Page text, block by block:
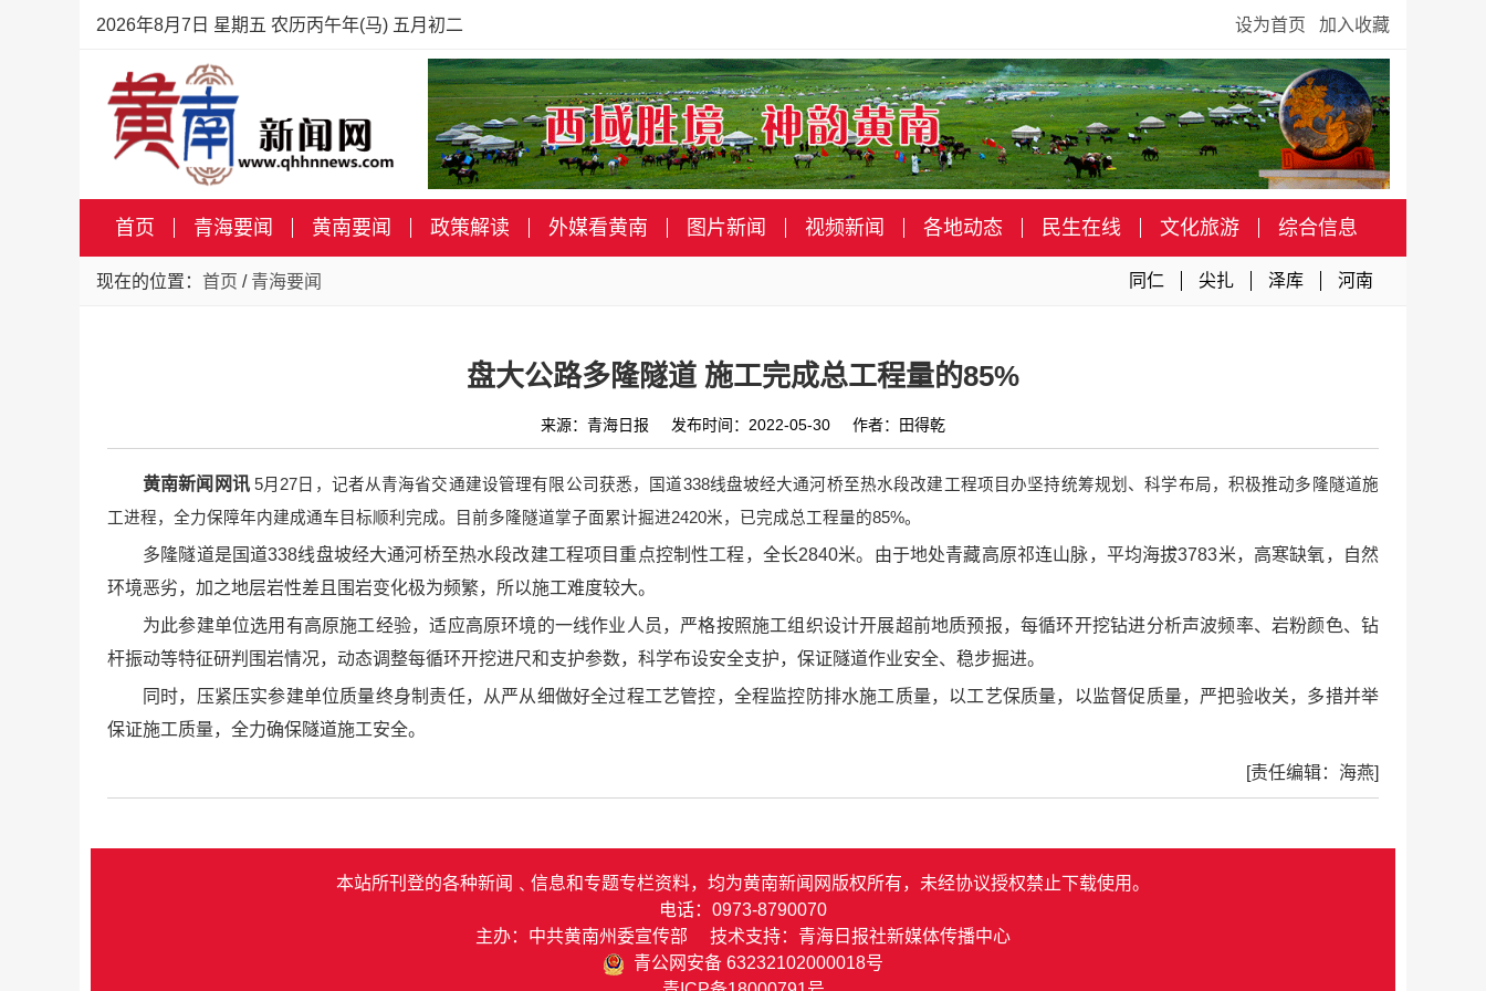
2026年8月7日 星期五 农历丙午年(马) 五月初二 设为首页 加入收藏
首页 青海要闻 黄南要闻 政策解读 外媒看黄南 图片新闻 视频新闻 各地动态 民生在线 文化旅游 综合信息
现在的位置： 首页 / 青海要闻 同仁 尖扎 泽库 河南
盘大公路多隆隧道 施工完成总工程量的85%
来源：青海日报 发布时间：2022-05-30 作者：田得乾
黄南新闻网讯 5月27日，记者从青海省交通建设管理有限公司获悉，国道338线盘坡经大通河桥至热水段改建工程项目办坚持统筹规划、科学布局，积极推动多隆隧道施
工进程，全力保障年内建成通车目标顺利完成。目前多隆隧道掌子面累计掘进2420米，已完成总工程量的85%。
多隆隧道是国道338线盘坡经大通河桥至热水段改建工程项目重点控制性工程，全长2840米。由于地处青藏高原祁连山脉，平均海拔3783米，高寒缺氧，自然
环境恶劣，加之地层岩性差且围岩变化极为频繁，所以施工难度较大。
为此参建单位选用有高原施工经验，适应高原环境的一线作业人员，严格按照施工组织设计开展超前地质预报，每循环开挖钻进分析声波频率、岩粉颜色、钻
杆振动等特征研判围岩情况，动态调整每循环开挖进尺和支护参数，科学布设安全支护，保证隧道作业安全、稳步掘进。
同时，压紧压实参建单位质量终身制责任，从严从细做好全过程工艺管控，全程监控防排水施工质量，以工艺保质量，以监督促质量，严把验收关，多措并举
保证施工质量，全力确保隧道施工安全。
[责任编辑：海燕]
本站所刊登的各种新闻﹑信息和专题专栏资料，均为黄南新闻网版权所有，未经协议授权禁止下载使用。
电话：0973-8790070
主办：中共黄南州委宣传部 技术支持：青海日报社新媒体传播中心
青公网安备 63232102000018号